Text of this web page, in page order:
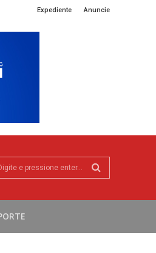
Expediente Anuncie
e pressione enter...